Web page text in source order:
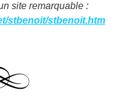
site remarquable :
stbenoit/stbenoit.htm